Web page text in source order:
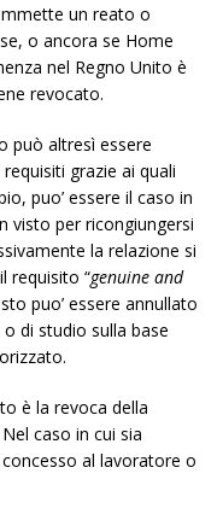
un reato o
o ancora se Home
nel Regno Unito è
revocato.
può altresì essere
grazie ai quali
puo’ essere il caso in
visto per ricongiungersi
la relazione si
requisito “genuine and
puo’ essere annullato
di studio sulla base
è la revoca della
caso in cui sia
al lavoratore o